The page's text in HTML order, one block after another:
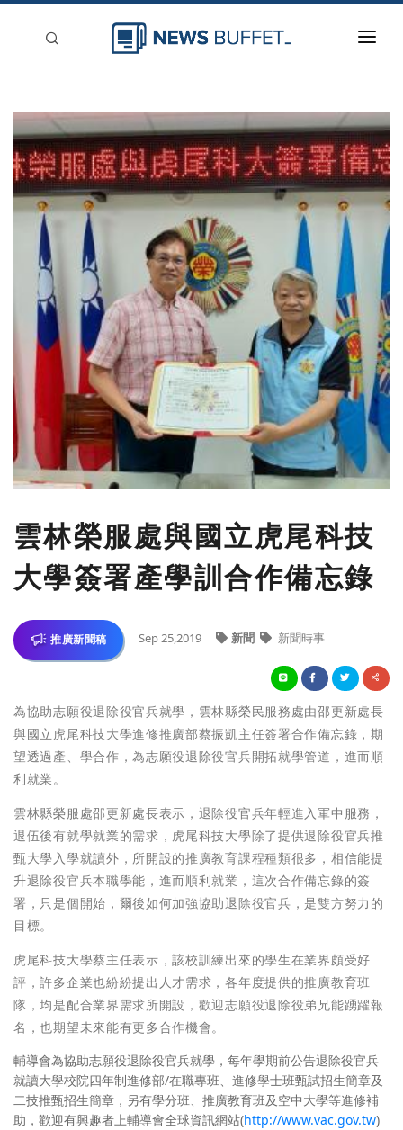
新聞稿分類
登入
刊登
雲林榮服處與國立虎尾科技
大學簽署產學訓合作備忘錄
推廣新聞稿 Sep 25,2019 新聞 新聞時事
為協助志願役退除役官兵就學，雲林縣榮民服務處由邵更新處長
與國立虎尾科技大學進修推廣部蔡振凱主任簽署合作備忘錄，期
望透過產、學合作，為志願役退除役官兵開拓就學管道，進而順
利就業。
雲林縣榮服處邵更新處長表示，退除役官兵年輕進入軍中服務，
退伍後有就學就業的需求，虎尾科技大學除了提供退除役官兵推
甄大學入學就讀外，所開設的推廣教育課程種類很多，相信能提
升退除役官兵本職學能，進而順利就業，這次合作備忘錄的簽
署，只是個開始，爾後如何加強協助退除役官兵，是雙方努力的
目標。
虎尾科技大學蔡主任表示，該校訓練出來的學生在業界頗受好
評，許多企業也紛紛提出人才需求，各年度提供的推廣教育班
隊，均是配合業界需求所開設，歡迎志願役退除役弟兄能踴躍報
名，也期望未來能有更多合作機會。
輔導會為協助志願役退除役官兵就學，每年學期前公告退除役官兵
就讀大學校院四年制進修部/在職專班、進修學士班甄試招生簡章及
二技推甄招生簡章，另有學分班、推廣教育班及空中大學等進修補
助，歡迎有興趣者上輔導會全球資訊網站(http://www.vac.gov.tw)